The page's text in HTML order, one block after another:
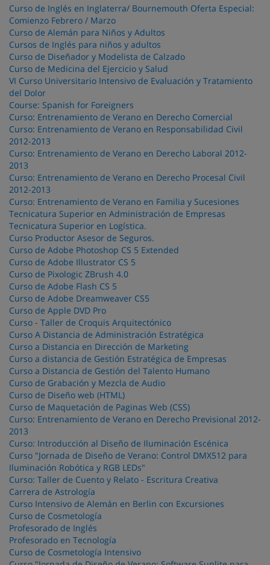
Curso de Inglés en Inglaterra/ Bournemouth Oferta Especial:
Comienzo Febrero / Marzo
Curso de Alemán para Niños y Adultos
Cursos de Inglés para niños y adultos
Curso de Diseñador y Modelista de Calzado
Curso de Medicina del Ejercicio y Salud
VI Curso Universitario Intensivo de Evaluación y Tratamiento
del Dolor
Course: Spanish for Foreigners
Curso: Entrenamiento de Verano en Derecho Comercial
Curso: Entrenamiento de Verano en Responsabilidad Civil
2012-2013
Curso: Entrenamiento de Verano en Derecho Laboral 2012-
2013
Curso: Entrenamiento de Verano en Derecho Procesal Civil
2012-2013
Curso: Entrenamiento de Verano en Familia y Sucesiones
Tecnicatura Superior en Administración de Empresas
Tecnicatura Superior en Logística.
Curso Productor Asesor de Seguros.
Curso de Adobe Photoshop CS 5 Extended
Curso de Adobe Illustrator CS 5
Curso de Pixologic ZBrush 4.0
Curso de Adobe Flash CS 5
Curso de Adobe Dreamweaver CS5
Curso de Apple DVD Pro
Curso - Taller de Croquis Arquitectónico
Curso A Distancia de Administración Estratégica
Curso a Distancia en Dirección de Marketing
Curso a distancia de Gestión Estratégica de Empresas
Curso a Distancia de Gestión del Talento Humano
Curso de Grabación y Mezcla de Audio
Curso de Diseño web (HTML)
Curso de Maquetación de Paginas Web (CSS)
Curso: Entrenamiento de Verano en Derecho Previsional 2012-
2013
Curso: Introducción al Diseño de Iluminación Escénica
Curso "Jornada de Diseño de Verano: Control DMX512 para
Iluminación Robótica y RGB LEDs"
Curso: Taller de Cuento y Relato - Escritura Creativa
Carrera de Astrología
Curso Intensivo de Alemán en Berlin con Excursiones
Curso de Cosmetología
Profesorado de Inglés
Profesorado en Tecnología
Curso de Cosmetología Intensivo